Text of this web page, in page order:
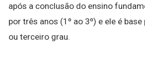
após a conclusão do ensino
por três anos (1º ao 3º) e ele é
ou terceiro grau.